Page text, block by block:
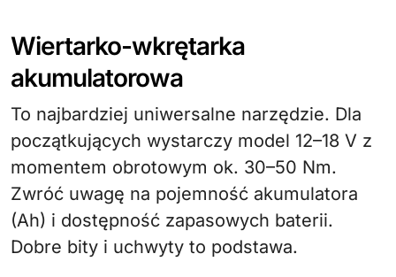
Wiertarko-wkrętarka
akumulatorowa
To najbardziej uniwersalne narzędzie. Dla
początkujących wystarczy model 12–18 V z
momentem obrotowym ok. 30–50 Nm.
Zwróć uwagę na pojemność akumulatora
(Ah) i dostępność zapasowych baterii.
Dobre bity i uchwyty to podstawa.